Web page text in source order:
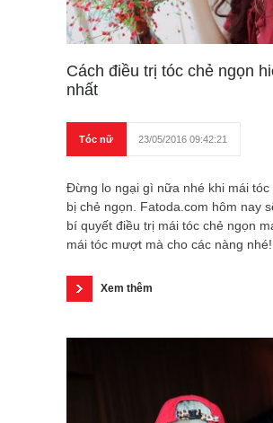
Cách điều trị tóc chẻ ngọn
nhất
Tóc nữ 23/05/2016 09:42:21
Đừng lo ngại gì nữa nhé khi mái tóc
bị chẻ ngọn. Fatoda.com hôm nay
bí quyết điều trị mái tóc chẻ ngọn
mái tóc mượt mà cho các nàng nhé!
Xem thêm